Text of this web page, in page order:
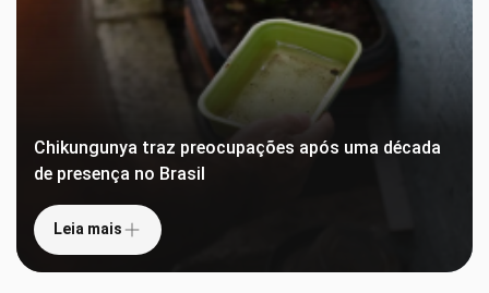
Chikungunya traz preocupações após uma década
de presença no Brasil
Leia mais